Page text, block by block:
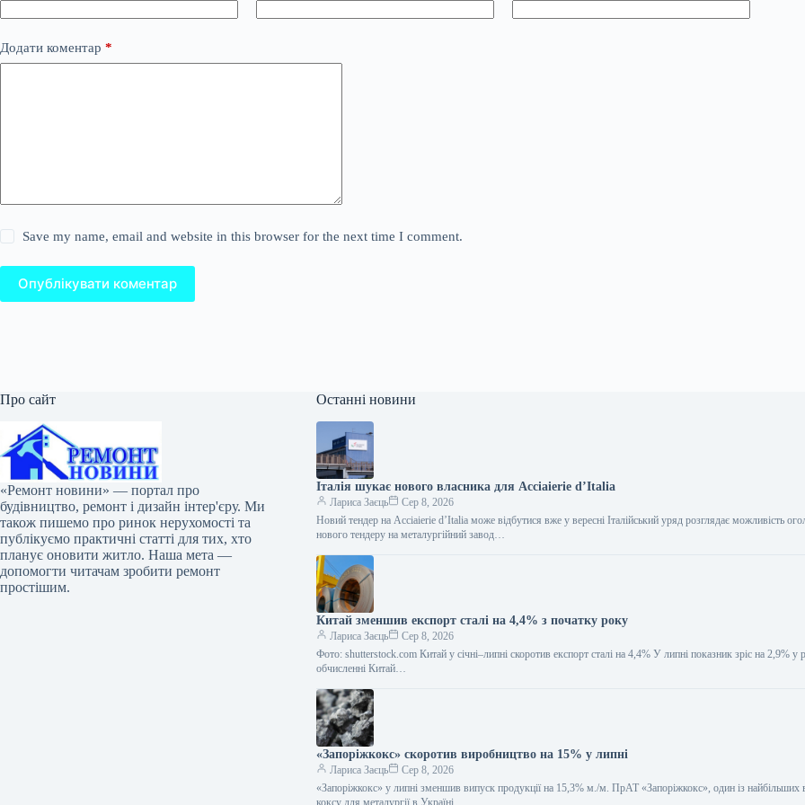
Додати коментар *
Save my name, email and website in this browser for the next time I comment.
Опублікувати коментар
Про сайт
«Ремонт новини» — портал про
будівництво, ремонт і дизайн інтер'єру. Ми
також пишемо про ринок нерухомості та
публікуємо практичні статті для тих, хто
планує оновити житло. Наша мета —
допомогти читачам зробити ремонт
простішим.
Останні новини
Італія шукає нового власника для Acciaierie d’Italia
Лариса Заєць
Сер 8, 2026
Новий тендер на Acciaierie d’Italia може відбутися вже у вересні Італійський уряд розглядає можливість
нового тендеру на металургійний завод…
Китай зменшив експорт сталі на 4,4% з початку року
Лариса Заєць
Сер 8, 2026
Фото: shutterstock.com Китай у січні–липні скоротив експорт сталі на 4,4% У липні показник зріс на 2,9% у
обчисленні Китай…
«Запоріжкокс» скоротив виробництво на 15% у липні
Лариса Заєць
Сер 8, 2026
«Запоріжкокс» у липні зменшив випуск продукції на 15,3% м./м. ПрАТ «Запоріжкокс», один із найбільших
коксу для металургії в Україні,…